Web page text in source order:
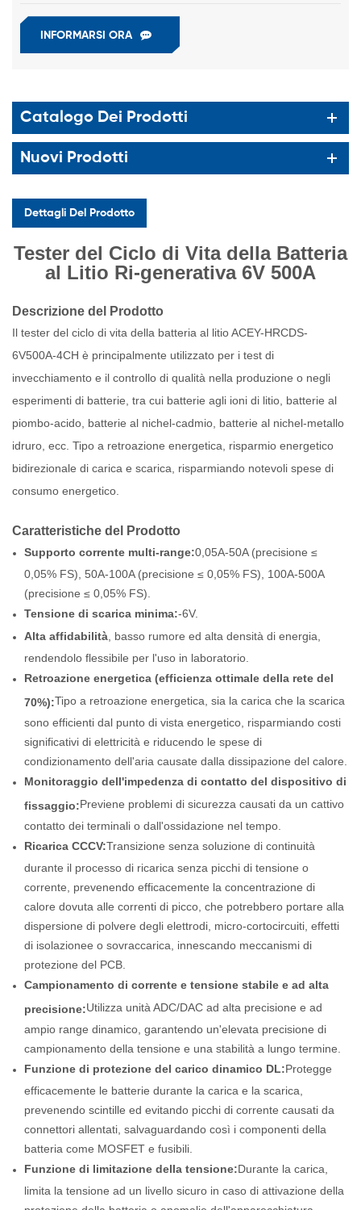
INFORMARSI ORA
Catalogo Dei Prodotti
Nuovi Prodotti
Dettagli Del Prodotto
Tester del Ciclo di Vita della Batteria
al Litio Ri-generativa 6V 500A
Descrizione del Prodotto
Il tester del ciclo di vita della batteria al litio ACEY-HRCDS-
6V500A-4CH è principalmente utilizzato per i test di
invecchiamento e il controllo di qualità nella produzione o negli
esperimenti di batterie, tra cui batterie agli ioni di litio, batterie al
piombo-acido, batterie al nichel-cadmio, batterie al nichel-metallo
idruro, ecc. Tipo a retroazione energetica, risparmio energetico
bidirezionale di carica e scarica, risparmiando notevoli spese di
consumo energetico.
Caratteristiche del Prodotto
Supporto corrente multi-range:0,05A-50A (precisione ≤
0,05% FS), 50A-100A (precisione ≤ 0,05% FS), 100A-500A
(precisione ≤ 0,05% FS).
Tensione di scarica minima:-6V.
Alta affidabilità, basso rumore ed alta densità di energia,
rendendolo flessibile per l'uso in laboratorio.
Retroazione energetica (efficienza ottimale della rete del
70%):Tipo a retroazione energetica, sia la carica che la scarica
sono efficienti dal punto di vista energetico, risparmiando costi
significativi di elettricità e riducendo le spese di
condizionamento dell'aria causate dalla dissipazione del calore.
Monitoraggio dell'impedenza di contatto del dispositivo di
fissaggio:Previene problemi di sicurezza causati da un cattivo
contatto dei terminali o dall'ossidazione nel tempo.
Ricarica CCCV:Transizione senza soluzione di continuità
durante il processo di ricarica senza picchi di tensione o
corrente, prevenendo efficacemente la concentrazione di
calore dovuta alle correnti di picco, che potrebbero portare alla
dispersione di polvere degli elettrodi, micro-cortocircuiti, effetti
di isolazionee o sovraccarica, innescando meccanismi di
protezione del PCB.
Campionamento di corrente e tensione stabile e ad alta
precisione:Utilizza unità ADC/DAC ad alta precisione e ad
ampio range dinamico, garantendo un'elevata precisione di
campionamento della tensione e una stabilità a lungo termine.
Funzione di protezione del carico dinamico DL:Protegge
efficacemente le batterie durante la carica e la scarica,
prevenendo scintille ed evitando picchi di corrente causati da
connettori allentati, salvaguardando così i componenti della
batteria come MOSFET e fusibili.
Funzione di limitazione della tensione:Durante la carica,
limita la tensione ad un livello sicuro in caso di attivazione della